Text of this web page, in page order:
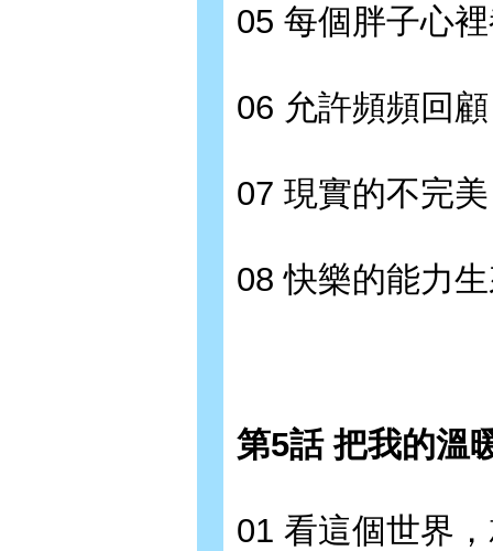
05 每個胖子心
06 允許頻頻回
07 現實的不完美
08 快樂的能力
第5話 把我的溫
01 看這個世界